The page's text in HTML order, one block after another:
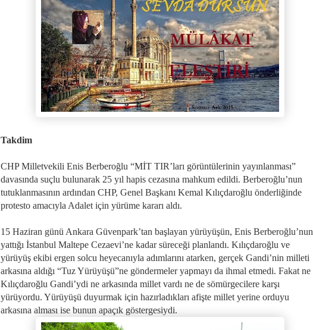
Takdim
CHP Milletvekili Enis Berberoğlu “MİT TIR’ları görüntülerinin yayınlanması”
davasında suçlu bulunarak 25 yıl hapis cezasına mahkum edildi. Berberoğlu’nun
tutuklanmasının ardından CHP, Genel Başkanı Kemal Kılıçdaroğlu önderliğinde
protesto amacıyla Adalet için yürüme kararı aldı.
15 Haziran günü Ankara Güvenpark’tan başlayan yürüyüşün, Enis Berberoğlu’nun
yattığı İstanbul Maltepe Cezaevi’ne kadar süreceği planlandı. Kılıçdaroğlu ve
yürüyüş ekibi ergen solcu heyecanıyla adımlarını atarken, gerçek Gandi’nin milleti
arkasına aldığı “Tuz Yürüyüşü”ne göndermeler yapmayı da ihmal etmedi. Fakat ne
Kılıçdaroğlu Gandi’ydi ne arkasında millet vardı ne de sömürgecilere karşı
yürüyordu. Yürüyüşü duyurmak için hazırladıkları afişte millet yerine orduyu
arkasına alması ise bunun apaçık göstergesiydi.